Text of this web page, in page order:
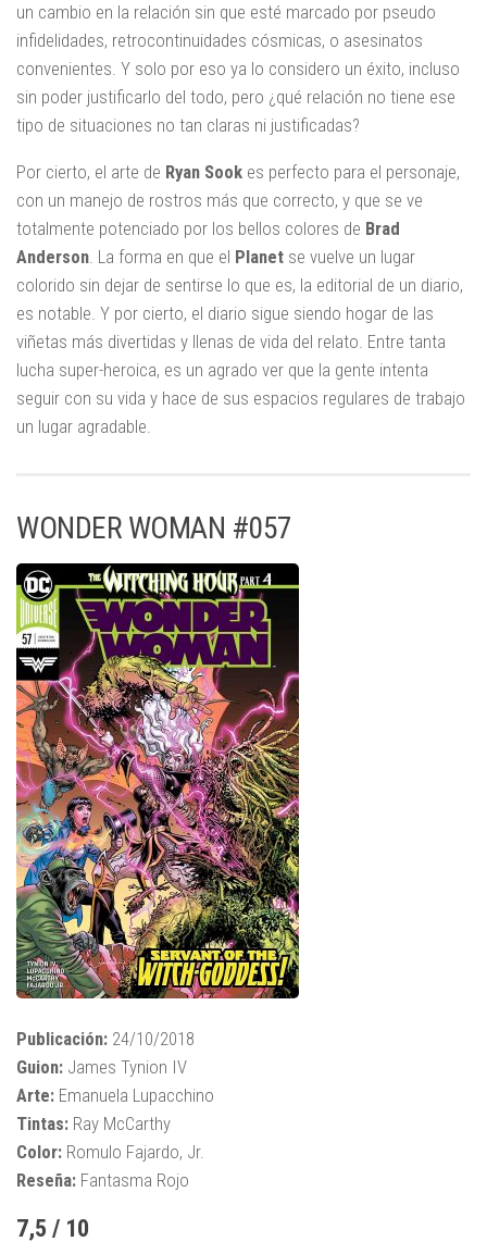
un cambio en la relación sin que esté marcado por pseudo
infidelidades, retrocontinuidades cósmicas, o asesinatos
convenientes. Y solo por eso ya lo considero un éxito, incluso
sin poder justificarlo del todo, pero ¿qué relación no tiene ese
tipo de situaciones no tan claras ni justificadas?
Por cierto, el arte de Ryan Sook es perfecto para el personaje,
con un manejo de rostros más que correcto, y que se ve
totalmente potenciado por los bellos colores de Brad
Anderson. La forma en que el Planet se vuelve un lugar
colorido sin dejar de sentirse lo que es, la editorial de un diario,
es notable. Y por cierto, el diario sigue siendo hogar de las
viñetas más divertidas y llenas de vida del relato. Entre tanta
lucha super-heroica, es un agrado ver que la gente intenta
seguir con su vida y hace de sus espacios regulares de trabajo
un lugar agradable.
WONDER WOMAN #057
Publicación: 24/10/2018
Guion: James Tynion IV
Arte: Emanuela Lupacchino
Tintas: Ray McCarthy
Color: Romulo Fajardo, Jr.
Reseña: Fantasma Rojo
7,5 / 10